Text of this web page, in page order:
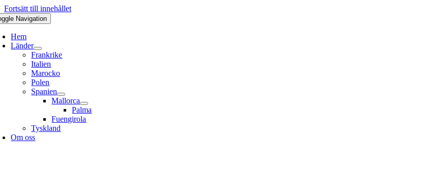
Fortsätt till innehållet
Navigation
Hem
Länder
Frankrike
Italien
Marocko
Polen
Spanien
Mallorca
Palma
Fuengirola
Tyskland
Om oss